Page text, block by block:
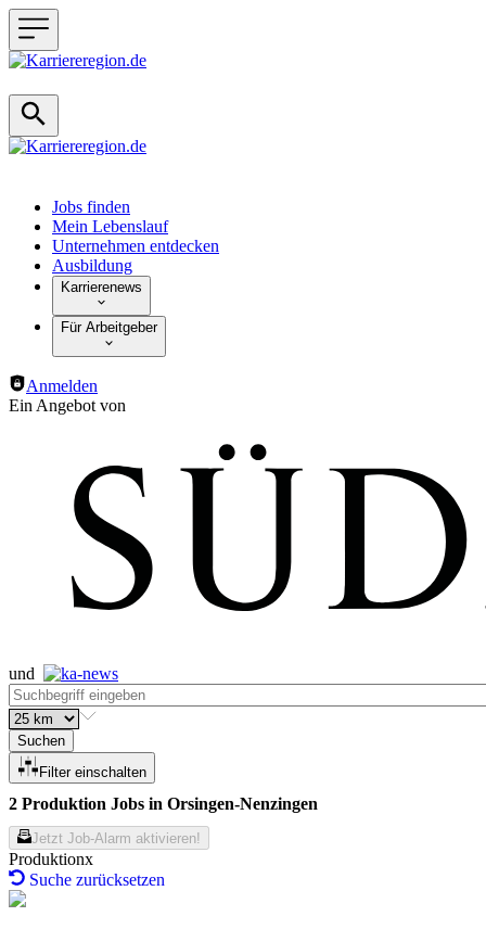
Haupt-Navigation
Jobs finden
Mein Lebenslauf
Unternehmen entdecken
Ausbildung
Karrierenews
Für Arbeitgeber
Anmelden
Ein Angebot von
und
Suchen
Filter einschalten
2 Produktion Jobs in Orsingen-Nenzingen
Jetzt Job-Alarm aktivieren!
Produktion
Suche zurücksetzen